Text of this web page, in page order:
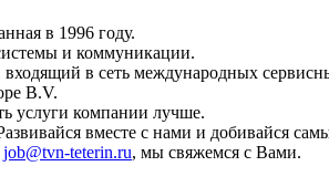
в 1996 году.
и коммуникации.
в сеть международных
B.V.
услуги компании лучше.
вместе с нами и добивайся
job@tvn-teterin.ru, мы свяжемся с Вами.